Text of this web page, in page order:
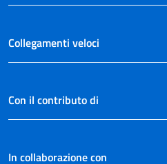
Collegamenti veloci
Con il contributo di
In collaborazione con